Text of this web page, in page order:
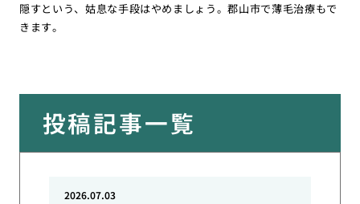
隠すという、姑息な手段はやめましょう。郡山市で薄毛治療もで
きます。
投稿記事一覧
2026.07.03